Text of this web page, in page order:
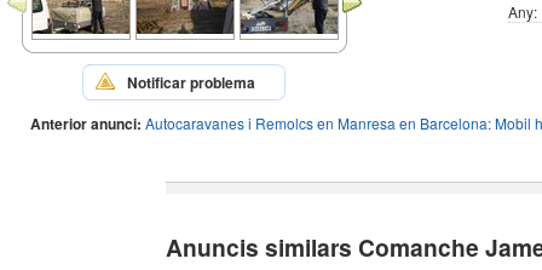
Any:
Notificar problema
Anterior anunci: Autocaravanes i Remolcs en Manresa en Barcelona: Mobil
Anuncis similars Comanche